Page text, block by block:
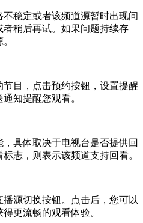
稳定或者该频道源暂时出现问
稍后再试。如果问题持续存
目，点击预约按钮，设置提醒
知提醒您观看。
具体取决于电视台是否提供回
志，则表示该频道支持回看。
源切换按钮。点击后，您可以
更流畅的观看体验。